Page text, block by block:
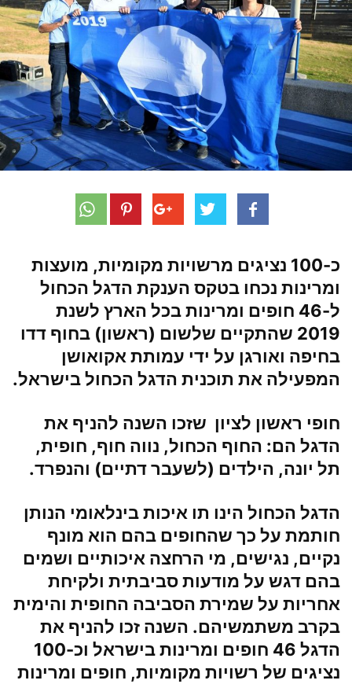
כ-100 נציגים מרשויות מקומיות, מועצות
ומרינות נכחו בטקס הענקת הדגל הכחול
ל-46 חופים ומרינות בכל הארץ לשנת
2019 שהתקיים שלשום (ראשון) בחוף דדו
בחיפה ואורגן על ידי עמותת אקואושן
המפעילה את תוכנית הדגל הכחול בישראל.
חופי ראשון לציון שזכו השנה להניף את
הדגל הם: החוף הכחול, נווה חוף, חופית,
תל יונה, הילדים (לשעבר דתיים) והנפרד.
הדגל הכחול הינו תו איכות בינלאומי הנותן
חותמת על כך שהחופים בהם הוא מונף
נקיים, נגישים, מי הרחצה איכותיים ושמים
בהם דגש על מודעות סביבתית ולקיחת
אחריות על שמירת הסביבה החופית והימית
בקרב משתמשיהם. השנה זכו להניף את
הדגל 46 חופים ומרינות בישראל וכ-100
נציגים של רשויות מקומיות, חופים ומרינות